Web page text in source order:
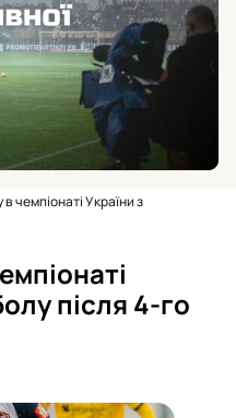
чемпіонаті України з
після 4-го